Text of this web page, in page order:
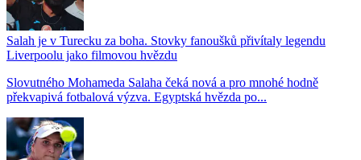
Salah je v Turecku za boha. Stovky fanoušků přivítaly legendu
Liverpoolu jako filmovou hvězdu
Slovutného Mohameda Salaha čeká nová a pro mnohé hodně
překvapivá fotbalová výzva. Egyptská hvězda po...